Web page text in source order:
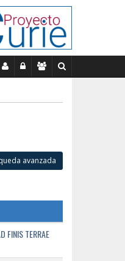
avanzada
FINIS TERRAE